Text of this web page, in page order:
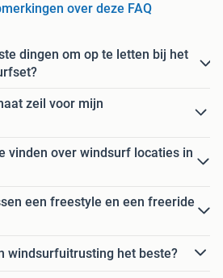
over deze FAQ
dingen om op te letten bij het
zeil voor mijn
vinden over windsurf locaties in
een freestyle en een freeride
windsurfuitrusting het beste?